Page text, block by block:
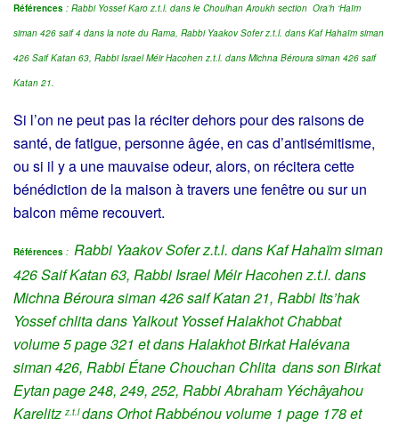
Références : Rabbi Yossef Karo z.t.l. dans le Choulhan Aroukh section Ora’h ‘Haïm
siman 426 saif 4 dans la note du Rama, Rabbi Yaakov Sofer z.t.l. dans Kaf Hahaïm siman
426 Saif Katan 63, Rabbi Israel Méir Hacohen z.t.l. dans Michna Béroura siman 426 saif
Katan 21.
Si l’on ne peut pas la réciter dehors pour des raisons de
santé, de fatigue, personne âgée, en cas d’antisémitisme,
ou si il y a une mauvaise odeur, alors, on récitera cette
bénédiction de la maison à travers une fenêtre ou sur un
balcon même recouvert.
Références : Rabbi Yaakov Sofer z.t.l. dans Kaf Hahaïm siman
426 Saif Katan 63, Rabbi Israel Méir Hacohen z.t.l. dans
Michna Béroura siman 426 saif Katan 21, Rabbi Its’hak
Yossef chlita dans Yalkout Yossef Halakhot Chabbat
volume 5 page 321 et dans Halakhot Birkat Halévana
siman 426, Rabbi Étane Chouchan Chlita dans son Birkat
Eytan page 248, 249, 252, Rabbi Abraham Yéchâyahou
Karelitz z.t.ldans Orhot Rabbénou volume 1 page 178 et